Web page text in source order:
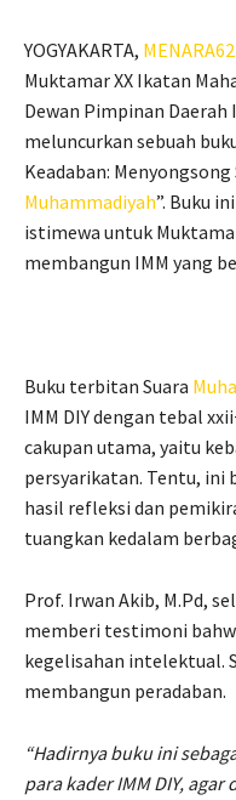
YOGYAKARTA,
Muktamar XX Ikatan
Dewan Pimpinan Daerah
meluncurkan sebuah
Keadaban:
Muhammadiyah”. Buku
istimewa untuk
membangun IMM yang
Buku terbitan Suara
IMM DIY dengan tebal
cakupan utama, yaitu
persyarikatan. Tentu, ini
hasil refleksi dan
tuangkan kedalam
Prof. Irwan Akib, M.Pd,
memberi testimoni
kegelisahan intelektual.
membangun peradaban.
“Hadirnya buku ini
para kader IMM DIY,